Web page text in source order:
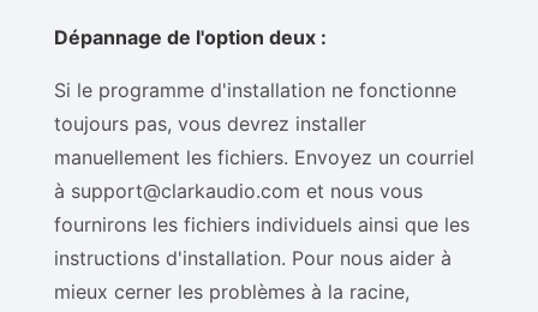
Dépannage de l'option deux :
Si le programme d'installation ne fonctionne
toujours pas, vous devrez installer
manuellement les fichiers. Envoyez un courriel
à support@clarkaudio.com et nous vous
fournirons les fichiers individuels ainsi que les
instructions d'installation. Pour nous aider à
mieux cerner les problèmes à la racine,